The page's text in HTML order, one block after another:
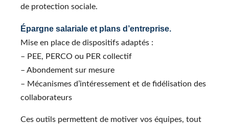
de protection sociale.
Épargne salariale et plans d’entreprise.
Mise en place de dispositifs adaptés :
– PEE, PERCO ou PER collectif
– Abondement sur mesure
– Mécanismes d’intéressement et de fidélisation des
collaborateurs
Ces outils permettent de motiver vos équipes, tout